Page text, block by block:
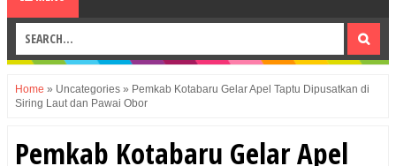
Home » Uncategories » Pemkab Kotabaru Gelar Apel Taptu Dipusatkan di
Siring Laut dan Pawai Obor
Pemkab Kotabaru Gelar Apel